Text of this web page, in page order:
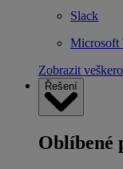
Slack
Microsoft
Zobrazit
Řešení
Oblíbené